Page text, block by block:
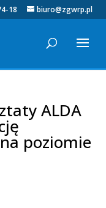
18 biuro@zgwrp.pl
ALDA
poziomie